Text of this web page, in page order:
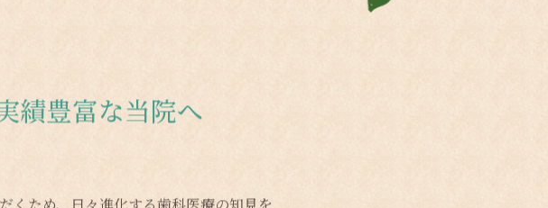
績豊富な当院へ
くため、日々進化する歯科医療の知見を